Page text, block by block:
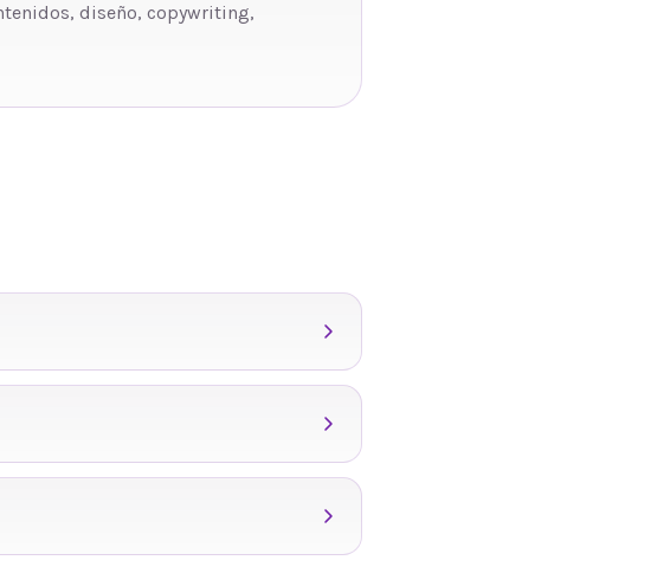
diseño, copywriting,